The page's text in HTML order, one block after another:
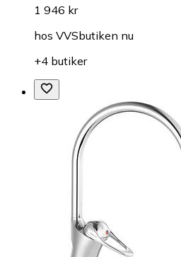
1 946 kr
hos VVSbutiken nu
+4 butiker